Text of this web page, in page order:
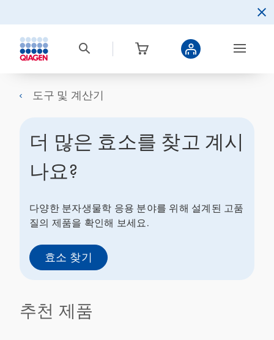
도구 및 계산기
더 많은 효소를 찾고 계시
나요?
다양한 분자생물학 응용 분야를 위해 설계된 고품
질의 제품을 확인해 보세요.
효소 찾기
추천 제품